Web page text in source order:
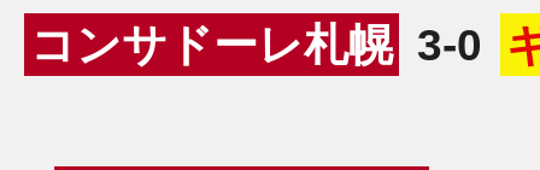
コンサドーレ札幌 3-0